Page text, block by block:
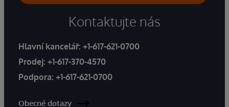
Kontaktujte nás
Hlavní kancelář: +1-617-621-0700
Prodej: +1-617-370-4570
Podpora: +1-617-621-0700
Obecné dotazy